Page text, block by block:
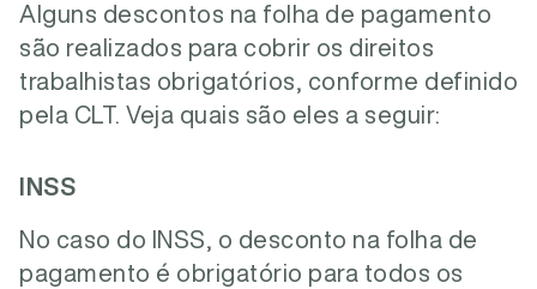
Alguns descontos na folha de pagamento
são realizados para cobrir os direitos
trabalhistas obrigatórios, conforme definido
pela CLT. Veja quais são eles a seguir:
INSS
No caso do INSS, o desconto na folha de
pagamento é obrigatório para todos os